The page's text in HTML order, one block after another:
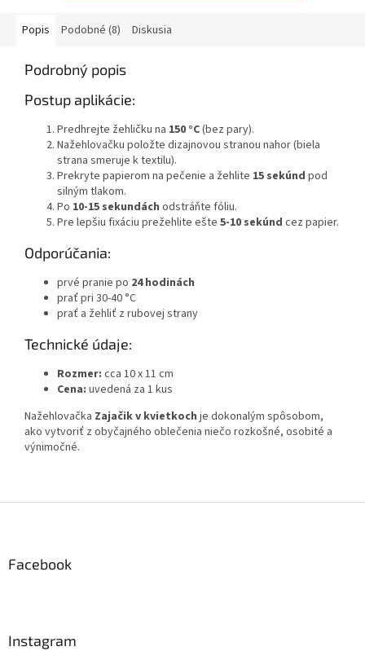
Popis Podobné (8) Diskusia
Podrobný popis
Postup aplikácie:
Predhrejte žehličku na 150 °C(bez pary).
Nažehlovačku položte dizajnovou stranou nahor (biela
strana smeruje k textilu).
Prekryte papierom na pečenie a žehlite 15 sekúnd pod
silným tlakom.
Po 10-15 sekundách odstráňte fóliu.
Pre lepšiu fixáciu prežehlite ešte 5-10 sekúnd cez papier.
Odporúčania:
prvé pranie po 24 hodinách
prať pri 30-40 °C
prať a žehliť z rubovej strany
Technické údaje:
Rozmer: cca 10 x 11 cm
Cena: uvedená za 1 kus
Nažehlovačka Zajačik v kvietkoch je dokonalým spôsobom,
ako vytvoriť z obyčajného oblečenia niečo rozkošné, osobité a
výnimočné.
Facebook
Instagram